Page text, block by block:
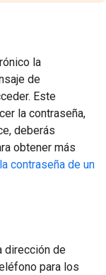
la
de
Este
la contraseña,
deberás
obtener más
contraseña de un
dirección de
para los